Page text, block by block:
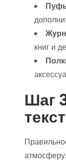
книг и
Шаг